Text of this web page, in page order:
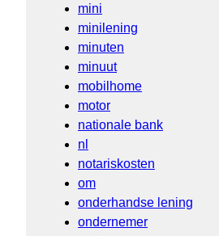
mini
minilening
minuten
minuut
mobilhome
motor
nationale bank
nl
notariskosten
om
onderhandse lening
ondernemer